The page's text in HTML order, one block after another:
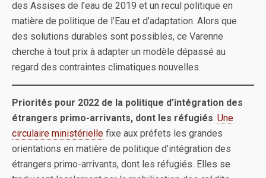
des Assises de l’eau de 2019 et un recul politique en
matière de politique de l’Eau et d’adaptation. Alors que
des solutions durables sont possibles, ce Varenne
cherche à tout prix à adapter un modèle dépassé au
regard des contraintes climatiques nouvelles.
Priorités pour 2022 de la politique d’intégration des
étrangers primo-arrivants, dont les réfugiés. Une
circulaire ministérielle fixe aux préfets les grandes
orientations en matière de politique d’intégration des
étrangers primo-arrivants, dont les réfugiés. Elles se